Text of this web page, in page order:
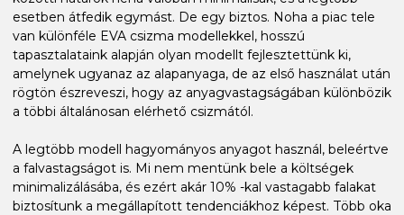
esetben átfedik egymást. De egy biztos. Noha a piac tele
van különféle EVA csizma modellekkel, hosszú
tapasztalataink alapján olyan modellt fejlesztettünk ki,
amelynek ugyanaz az alapanyaga, de az első használat után
rögtön észreveszi, hogy az anyagvastagságában különbözik
a többi általánosan elérhető csizmától.
A legtöbb modell hagyományos anyagot használ, beleértve
a falvastagságot is. Mi nem mentünk bele a költségek
minimalizálásába, és ezért akár 10% -kal vastagabb falakat
biztosítunk a megállapított tendenciákhoz képest. Több oka